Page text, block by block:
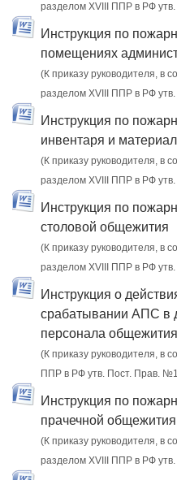
разделом XVIII ППР в РФ
Инструкция по
помещениях
(К приказу руководителя, в
разделом XVIII ППР в РФ
Инструкция по
инвентаря и
(К приказу руководителя, в
разделом XVIII ППР в РФ
Инструкция по
столовой общежития
(К приказу руководителя, в
разделом XVIII ППР в РФ
Инструкция о
срабатывании АПС в
персонала
(К приказу руководителя, в
ППР в РФ утв. Пост. Прав.
Инструкция по
прачечной общежития
(К приказу руководителя, в
разделом XVIII ППР в РФ